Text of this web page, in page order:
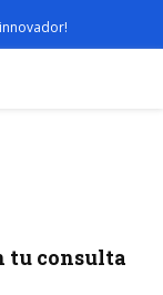
tu consulta